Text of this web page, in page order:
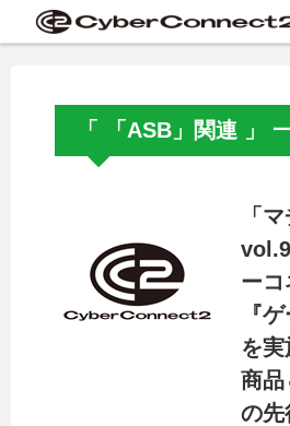
「 「ASB」関連 」
「
ー
『
を
商品
の先